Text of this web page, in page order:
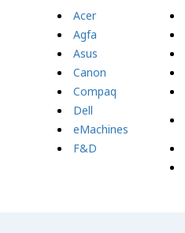
Acer
Agfa
Asus
Canon
Compaq
Dell
eMachines
F&D